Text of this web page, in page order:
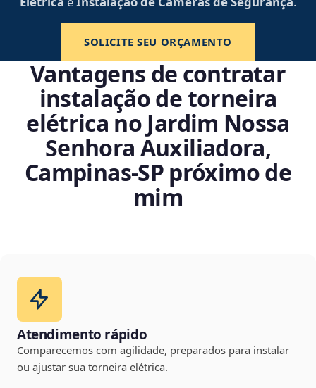
SOLICITE SEU ORÇAMENTO
Vantagens de contratar
instalação de torneira
elétrica no Jardim Nossa
Senhora Auxiliadora,
Campinas‑SP próximo de
mim
Atendimento rápido
Comparecemos com agilidade, preparados para instalar
ou ajustar sua torneira elétrica.